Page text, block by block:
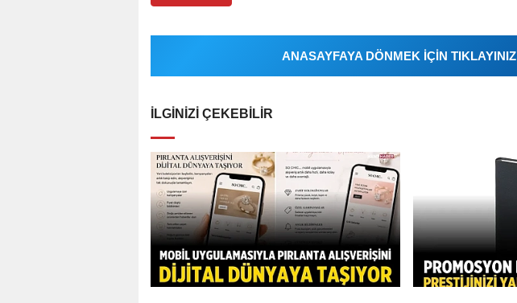
ANASAYFAYA DÖNMEK İÇİN TIKLAYINIZ
İLGINIZI ÇEKEBILIR